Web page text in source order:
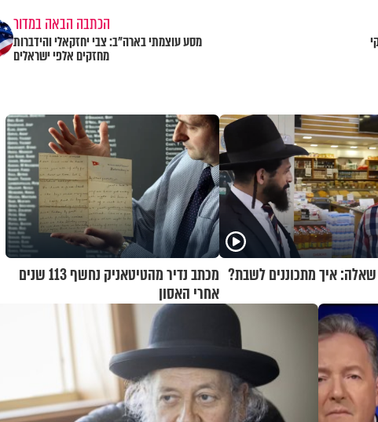
הכתבה הבאה במדור
מסע עוצמתי בארה"ב: צבי יחזקאלי והידברות
מחזקים אלפי ישראלים
איך מתכוננים לשבת?
מכתב נדיר מהטיטאניק נחשף 113 שנים
אחרי האסון